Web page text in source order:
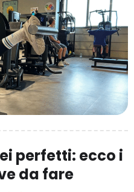
perfetti: ecco i
da fare